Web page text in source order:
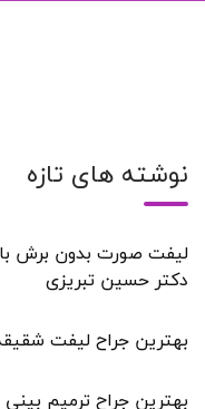
نوشته های تازه
لیفت صورت بدون برش
دکتر حسین تبریزی
بهترین جراح لیفت